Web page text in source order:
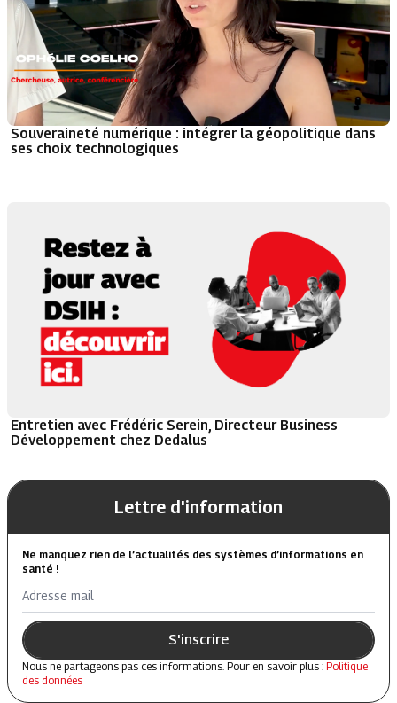
Souveraineté numérique : intégrer la géopolitique dans
ses choix technologiques
Entretien avec Frédéric Serein, Directeur Business
Développement chez Dedalus
Lettre d'information
Ne manquez rien de l’actualités des systèmes d’informations en
santé !
Adresse mail
S'inscrire
Nous ne partageons pas ces informations. Pour en savoir plus : Politique
des données